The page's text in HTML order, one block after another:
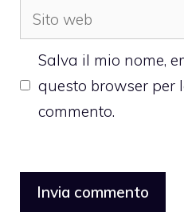
Sito
web
Salva il mio nome,
questo browser per
commento.